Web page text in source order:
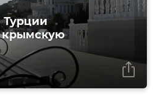
Турции
крымскую